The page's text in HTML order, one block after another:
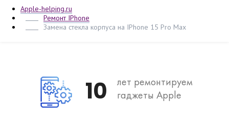
Apple-helping.ru
Ремонт IPhone
Замена стекла корпуса на IPhone 15 Pro Max
10
лет ремонтируем
гаджеты Apple